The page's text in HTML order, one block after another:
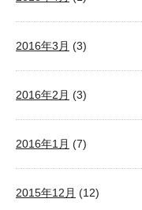
2016年3月 (3)
2016年2月 (3)
2016年1月 (7)
2015年12月 (12)